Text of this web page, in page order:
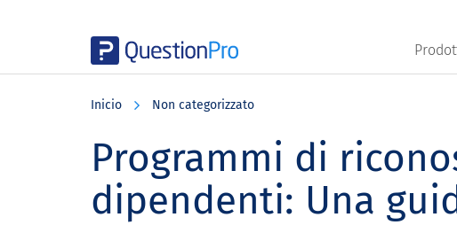
Inicio Non categorizzato
Programmi di
dipendenti: Una